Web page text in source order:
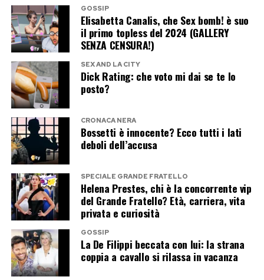
frequentando al di fuori già da qualche
settimana, a distanza di parecchi mesi da
quando finì male», ha riferito Lorenzo
Pugnaloni.
Il punto più curioso riguarda proprio il
chiarimento. Paola aveva lasciato intendere di
non fidarsi più di Edoardo, mentre lui era uscito
dal programma sotto il peso di una segnalazione
che sembrava confermare le sue perplessità.
Cosa è successo, dunque, per convincerla a
dargli una seconda possibilità?
Può darsi che Edoardo sia riuscito a spiegare ciò
che in studio non aveva chiarito. Oppure la
distanza dalle telecamere ha permesso a
entrambi di abbassare i toni e ripartire senza il
GOSSIP
Elisabetta Canalis, che Sex bomb! è suo
il primo topless del 2024 (GALLERY
SENZA CENSURA!)
SEX AND LA CITY
Dick Rating: che voto mi dai se te lo
posto?
CRONACA NERA
Bossetti è innocente? Ecco tutti i lati
deboli dell’accusa
SPECIALE GRANDE FRATELLO
Helena Prestes, chi è la concorrente vip
del Grande Fratello? Età, carriera, vita
privata e curiosità
GOSSIP
La De Filippi beccata con lui: la strana
coppia a cavallo si rilassa in vacanza